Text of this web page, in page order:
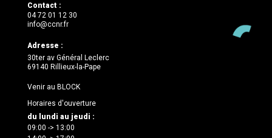
Contact :
04 72 01 12 30
info@ccnr.fr
Adresse :
30ter av Général Leclerc
69140 Rillieux-la-Pape
Venir au BLOCK
Horaires d'ouverture
du lundi au jeudi :
09:00 -> 13:00